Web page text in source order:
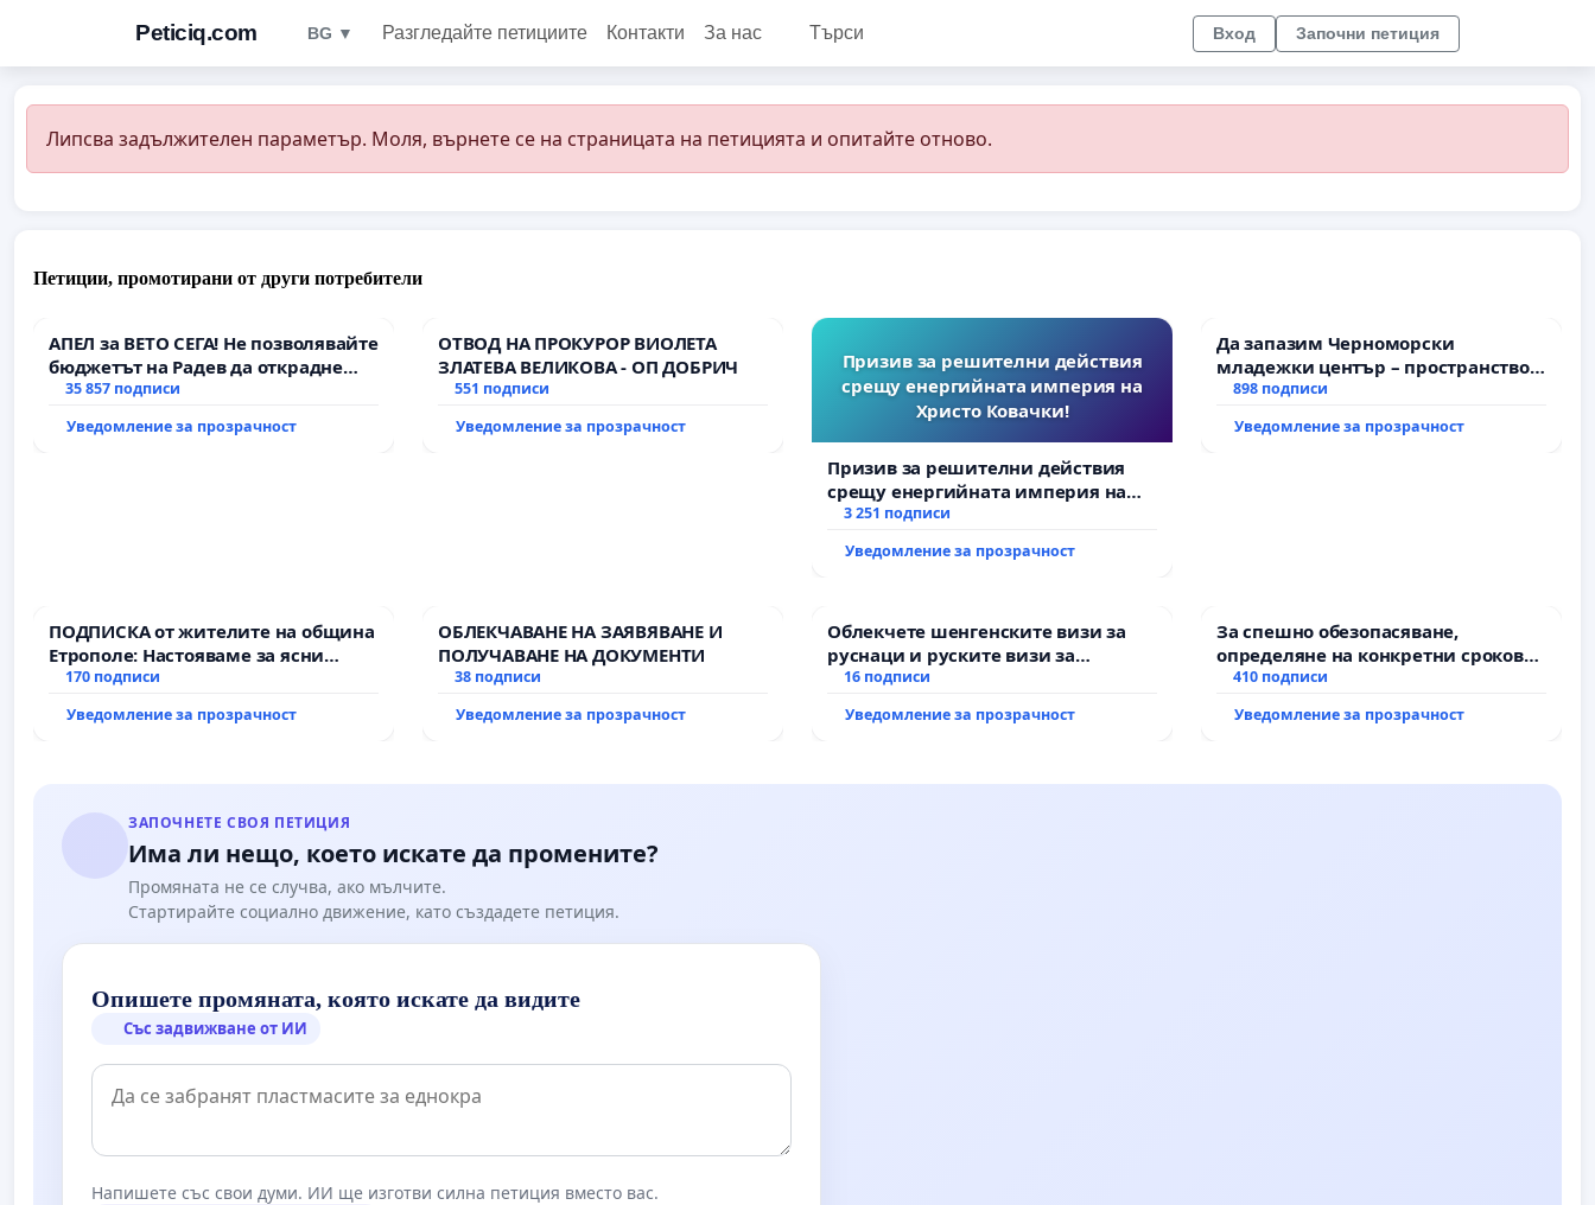
Peticiq.com BG ▼ Разгледайте петициите Контакти За нас Търси Вход Започни петиция
Липсва задължителен параметър. Моля, върнете се на страницата на петицията и опитайте отново.
Петиции, промотирани от други потребители
АПЕЛ за ВЕТО СЕГА! Не позволявайте
бюджетът на Радев да открадне
парите и правата ни в тъмното
35 857 подписи
Уведомление за прозрачност
ОТВОД НА ПРОКУРОР ВИОЛЕТА
ЗЛАТЕВА ВЕЛИКОВА - ОП ДОБРИЧ
551 подписи
Уведомление за прозрачност
Призив за решителни действия
срещу енергийната империя на
Христо Ковачки!
Призив за решителни действия
срещу енергийната империя на
Христо Ковачки!
3 251 подписи
Уведомление за прозрачност
Да запазим Черноморски
младежки център – пространство
за младите на Варна
898 подписи
Уведомление за прозрачност
ПОДПИСКА от жителите на община
Етрополе: Настояваме за ясни
гаранции от “Елаците-МЕД” АД и от
всички екологични норми!
170 подписи
Уведомление за прозрачност
ОБЛЕКЧАВАНЕ НА ЗАЯВЯВАНЕ И
ПОЛУЧАВАНЕ НА ДОКУМЕНТИ
38 подписи
Уведомление за прозрачност
Облекчете шенгенските визи за
руснаци и руските визи за
българи
16 подписи
Уведомление за прозрачност
За спешно обезопасяване,
определяне на конкретни срокове
и извършване на цялостна
републиканския път между пътен
410 подписи
Уведомление за прозрачност
ЗАПОЧНЕТЕ СВОЯ ПЕТИЦИЯ
Има ли нещо, което искате да промените?
Промяната не се случва, ако мълчите.
Стартирайте социално движение, като създадете петиция.
Опишете промяната, която искате да видите
Със задвижване от ИИ
Напишете със свои думи. ИИ ще изготви силна петиция вместо вас.